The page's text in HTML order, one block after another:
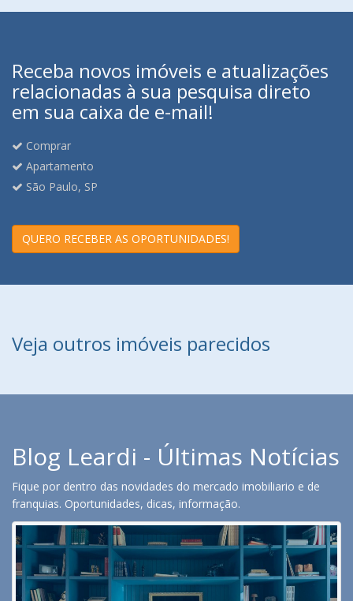
Receba novos imóveis e atualizações
relacionadas à sua pesquisa direto
em sua caixa de e-mail!
Comprar
Apartamento
São Paulo, SP
QUERO RECEBER AS OPORTUNIDADES!
Veja outros imóveis parecidos
Blog Leardi - Últimas Notícias
Fique por dentro das novidades do mercado imobiliario e de
franquias. Oportunidades, dicas, informação.